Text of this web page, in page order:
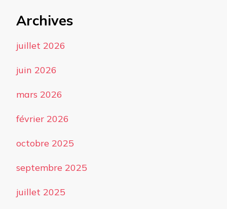
Archives
juillet 2026
juin 2026
mars 2026
février 2026
octobre 2025
septembre 2025
juillet 2025